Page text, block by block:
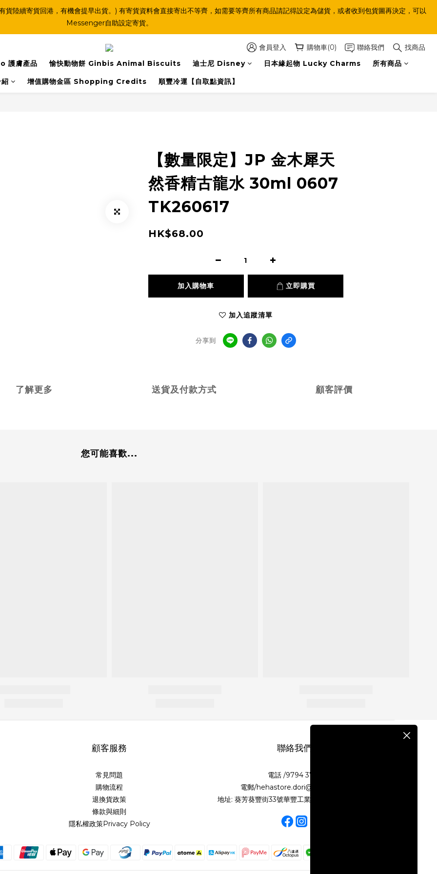
陸續寄貨回港，有機會提早出貨。) 有寄貨資料會直接寄出不等齊，如需要等齊所有商品請記得設定為儲貨，或者收到包貨圖再決定，可以
Messenger自助設定寄貨。
會員登入 購物車(0) 聯絡我們
找商品
護膚產品
愉快動物餅 Ginbis Animal Biscuits 迪士尼 Disney 日本緣起物 Lucky Charms 所有商品
增值購物金區 Shopping Credits 順豐冷運【自取點資訊】
【數量限定】JP 金木犀天
然香精古龍水 30ml 0607
TK260617
HK$68.00
加入購物車 立即購買
加入追蹤清單
分享到
了解更多 送貨及付款方式 顧客評價
您可能喜歡...
顧客服務
常見問題
購物流程
退換貨政策
條款與細則
隱私權政策Privacy Policy
聯絡我們
電話 /9794 3718
電郵/hehastore.dori@gmail.com
地址: 葵芳葵豐街33號華豐工業大廈第二期10樓N室